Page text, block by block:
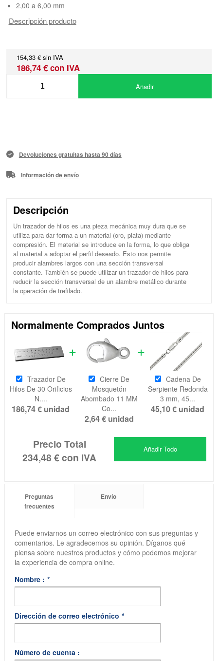
2,00 a 6,00 mm
Descripción producto
154,33 € sin IVA
186,74 € con IVA
Añadir
Devoluciones gratuitas hasta 90 días
Información de envío
Descripción
Un trazador de hilos es una pieza mecánica muy dura que se
utiliza para dar forma a un material (oro, plata) mediante
compresión. El material se introduce en la forma, lo que obliga
al material a adoptar el perfil deseado. Esto nos permite
producir alambres largos con una sección transversal
constante. También se puede utilizar un trazador de hilos para
reducir la sección transversal de un alambre metálico durante
la operación de trefilado.
Normalmente Comprados Juntos
Trazador De
Hilos De 30 Orificios
N....
186,74 € unidad
Cierre De
Mosquetón
Abombado 11 MM
Co...
2,64 € unidad
Cadena De
Serpiente Redonda
3 mm, 45...
45,10 € unidad
Precio Total
234,48 €con IVA
Añadir Todo
Preguntas
frecuentes
Envío
Puede enviarnos un correo electrónico con sus preguntas y
comentarios. Le agradecemos su opinión. Díganos qué
piensa sobre nuestros productos y cómo podemos mejorar
la experiencia de compra online.
Nombre : *
Dirección de correo electrónico *
Número de cuenta :